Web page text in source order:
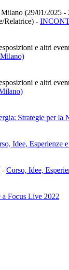
(29/01/2025 -
Relatrice) -
e altri
e altri
Strategie per la
Idee, Esperienze
- Corso, Idee,
a Focus Live 2022